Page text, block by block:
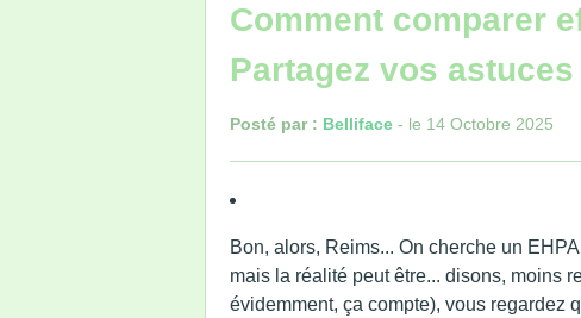
Comment comparer
Partagez vos astuces
Posté par : Belliface - le 14 Octobre 2025
Bon, alors, Reims... On cherche un
mais la réalité peut être... disons, moins
évidemment, ça compte), vous regardez